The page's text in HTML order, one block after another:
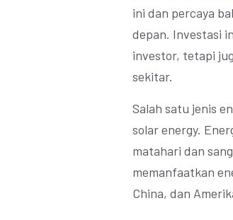
ini dan percaya
depan. Investasi
investor, tetapi
sekitar.
Salah satu jenis
solar energy.
matahari dan
memanfaatkan
China, dan